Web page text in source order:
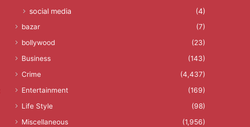
social media (4)
bazar
(7)
bollywood
(23)
Business
(143)
Crime
(4,437)
Entertainment
(169)
Life Style
(98)
Miscellaneous
(1,956)